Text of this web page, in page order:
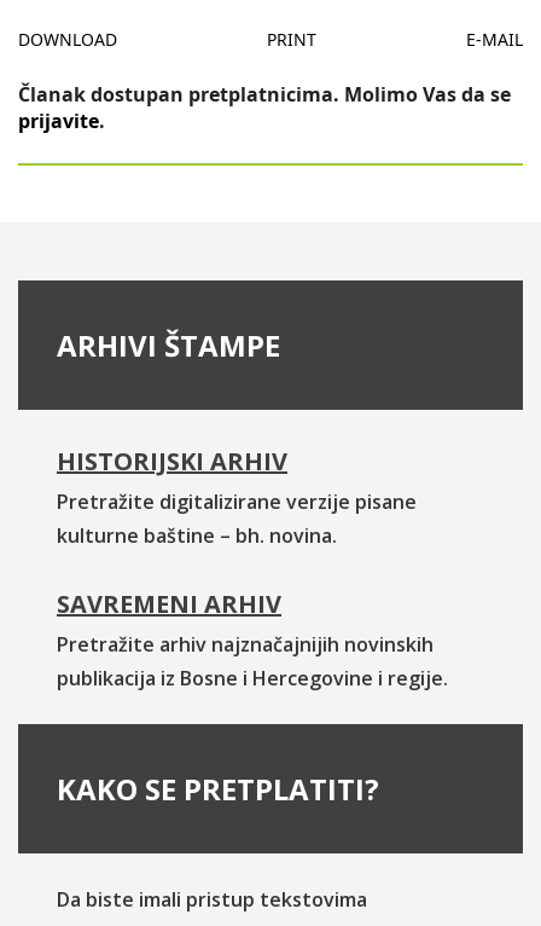
DOWNLOAD PRINT E-MAIL
Članak dostupan pretplatnicima. Molimo Vas da se
prijavite.
ARHIVI ŠTAMPE
HISTORIJSKI ARHIV
Pretražite digitalizirane verzije pisane
kulturne baštine – bh. novina.
SAVREMENI ARHIV
Pretražite arhiv najznačajnijih novinskih
publikacija iz Bosne i Hercegovine i regije.
KAKO SE PRETPLATITI?
Da biste imali pristup tekstovima